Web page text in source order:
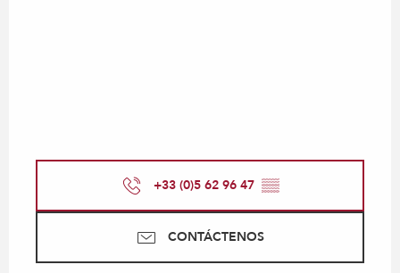
+33 (0)5 62 96 47 ▒▒
CONTÁCTENOS